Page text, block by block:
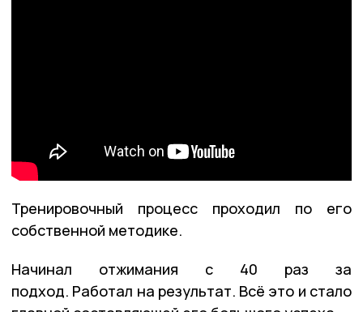
Тренировочный процесс проходил по его
собственной методике.
Начинал отжимания с 40 раз за
подход. Работал на результат. Всё это и стало